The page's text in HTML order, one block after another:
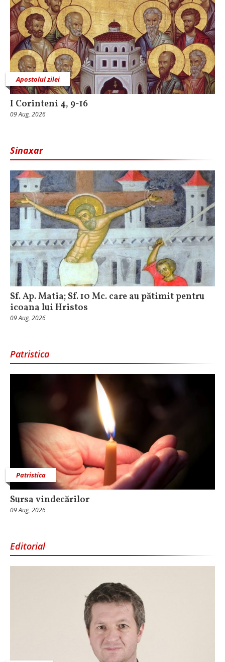
Apostolul zilei
I Corinteni 4, 9-16
09 Aug, 2026
Sinaxar
Sf. Ap. Matia; Sf. 10 Mc. care au pătimit pentru
icoana lui Hristos
09 Aug, 2026
Patristica
Patristica
Sursa vindecărilor
09 Aug, 2026
Editorial